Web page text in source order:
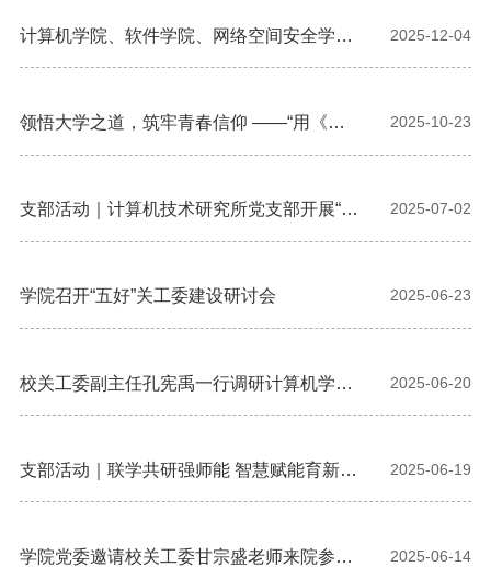
计算机学院、软件学院、网络空间安全学院
召开党员代表大会顺利完成基层党委换届选
2025-12-04
领悟大学之道，筑牢青春信仰 ——“用《大
学》规划大学生活”专题讲座顺利举行
2025-10-23
支部活动｜计算机技术研究所党支部开展“薪
火相传守初心”党日活动
2025-07-02
学院召开“五好”关工委建设研讨会 2025-06-23
校关工委副主任孔宪禹一行调研计算机学
院“五好”关工委建设工作
2025-06-20
支部活动｜联学共研强师能 智慧赋能育新人
——计算机基础教学中心党支部与高等数学
2025-06-19
学院党委邀请校关工委甘宗盛老师来院参加
2025-06-14